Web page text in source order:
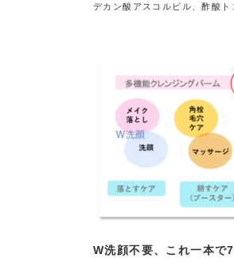
デカン酸アスコルビル、酢酸
W洗顔不要、これ一本で